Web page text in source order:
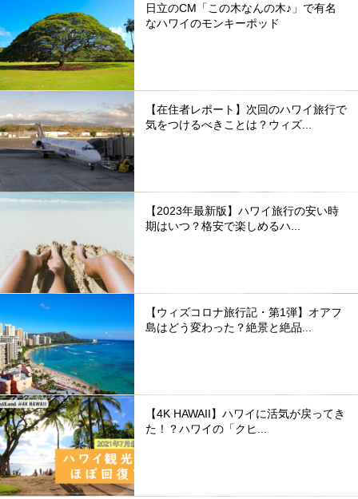
日立のCM「この木なんの木♪」で有名
なハワイのモンキーポッド
【在住者レポート】次回のハワイ旅行で
気をつけるべきことは？ウィズ...
【2023年最新版】ハワイ旅行の安い時
期はいつ？格安で楽しめるハ...
【ウィズコロナ旅行記・第1弾】オアフ
島はどう変わった？絶景と絶品...
【4K HAWAII】ハワイに活気が戻ってき
た！？ハワイの「クヒ...